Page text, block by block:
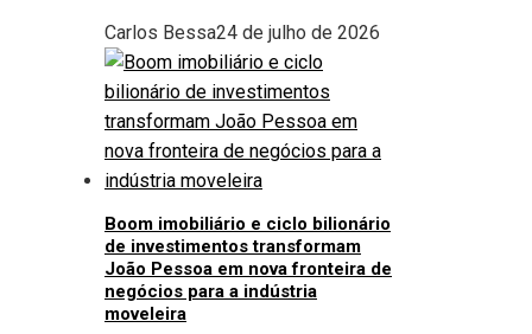
Carlos Bessa24 de julho de 2026
Boom imobiliário e ciclo bilionário
de investimentos transformam
João Pessoa em nova fronteira de
negócios para a indústria
moveleira